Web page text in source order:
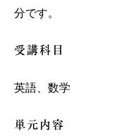
分です。
受講科目
英語、数学
単元内容